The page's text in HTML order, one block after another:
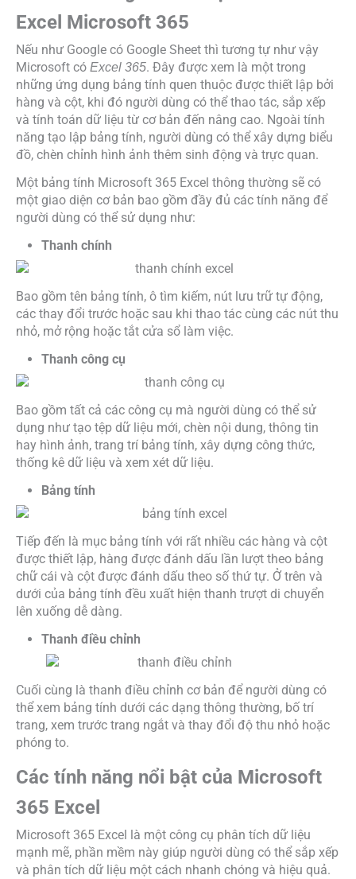
Excel Microsoft 365
Nếu như Google có Google Sheet thì tương tự như vậy
Microsoft có Excel 365. Đây được xem là một trong
những ứng dụng bảng tính quen thuộc được thiết lập bởi
hàng và cột, khi đó người dùng có thể thao tác, sắp xếp
và tính toán dữ liệu từ cơ bản đến nâng cao. Ngoài tính
năng tạo lập bảng tính, người dùng có thể xây dựng biểu
đồ, chèn chỉnh hình ảnh thêm sinh động và trực quan.
Một bảng tính Microsoft 365 Excel thông thường sẽ có
một giao diện cơ bản bao gồm đầy đủ các tính năng để
người dùng có thể sử dụng như:
Thanh chính
Bao gồm tên bảng tính, ô tìm kiếm, nút lưu trữ tự động,
các thay đổi trước hoặc sau khi thao tác cùng các nút thu
nhỏ, mở rộng hoặc tắt cửa sổ làm việc.
Thanh công cụ
Bao gồm tất cả các công cụ mà người dùng có thể sử
dụng như tạo tệp dữ liệu mới, chèn nội dung, thông tin
hay hình ảnh, trang trí bảng tính, xây dựng công thức,
thống kê dữ liệu và xem xét dữ liệu.
Bảng tính
Tiếp đến là mục bảng tính với rất nhiều các hàng và cột
được thiết lập, hàng được đánh dấu lần lượt theo bảng
chữ cái và cột được đánh dấu theo số thứ tự. Ở trên và
dưới của bảng tính đều xuất hiện thanh trượt di chuyển
lên xuống dễ dàng.
Thanh điều chỉnh
Cuối cùng là thanh điều chỉnh cơ bản để người dùng có
thể xem bảng tính dưới các dạng thông thường, bố trí
trang, xem trước trang ngắt và thay đổi độ thu nhỏ hoặc
phóng to.
Các tính năng nổi bật của Microsoft
365 Excel
Microsoft 365 Excel là một công cụ phân tích dữ liệu
mạnh mẽ, phần mềm này giúp người dùng có thể sắp xếp
và phân tích dữ liệu một cách nhanh chóng và hiệu quả.